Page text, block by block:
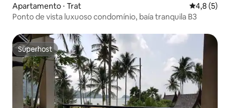
Apartamento ⋅ Trat 4,8 de
4,8 (5)
Ponto de vista luxuoso condomínio, baía tranquila B3
Superhost
Superhost